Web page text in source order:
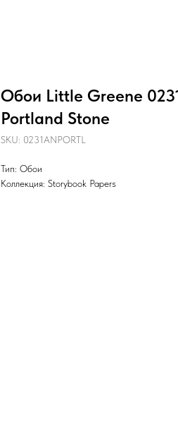
Обои Little Greene
Portland Stone
SKU: 0231ANPORTL
Тип: Обои
Коллекция: Storybook Papers